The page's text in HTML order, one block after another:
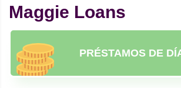
Maggie Loans
PRÉSTAMOS DE